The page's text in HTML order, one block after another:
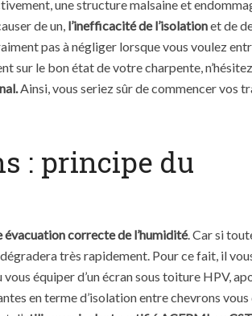
une structure malsaine et
de un, l’inefficacité de l’isolationet de
pas à négliger lorsque vous voulez
sur le bon état de votre charpente,
Ainsi, vous seriez sûr de commencer vos
: principe du
correcte de l’humidité. Car si
très rapidement. Pour ce fait, il
équiper d’un écran sous toiture HPV,
en terme d’isolation entre chevrons vous